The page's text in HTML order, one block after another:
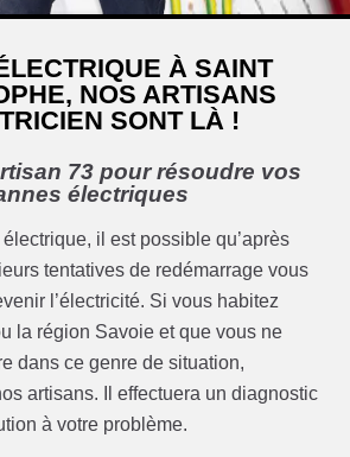
À SAINT
NOS ARTISANS
SONT LÀ !
73 pour résoudre vos
électriques
il est possible qu’après
tentatives de redémarrage vous
l’électricité. Si vous habitez
la région Savoie et que vous ne
dans ce genre de situation,
artisans. Il effectuera un diagnostic
à votre problème.